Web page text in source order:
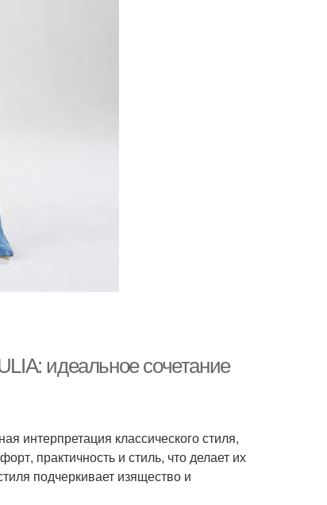
идеальное сочетание
интерпретация классического стиля,
практичность и стиль, что делает их
подчеркивает изящество и